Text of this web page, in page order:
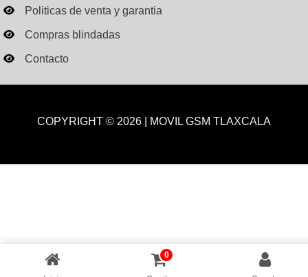
Politicas de venta y garantia
Compras blindadas
Contacto
COPYRIGHT © 2026 | MOVIL GSM TLAXCALA
0